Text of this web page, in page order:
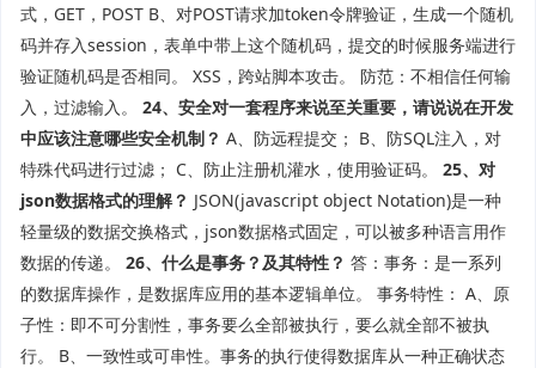
式，GET，POST B、对POST请求加token令牌验证，生成一个随机
码并存入session，表单中带上这个随机码，提交的时候服务端进行
验证随机码是否相同。 XSS，跨站脚本攻击。 防范：不相信任何输
入，过滤输入。 24、安全对一套程序来说至关重要，请说说在开发
中应该注意哪些安全机制？ A、防远程提交； B、防SQL注入，对
特殊代码进行过滤； C、防止注册机灌水，使用验证码。 25、对
json数据格式的理解？ JSON(javascript object Notation)是一种
轻量级的数据交换格式，json数据格式固定，可以被多种语言用作
数据的传递。 26、什么是事务？及其特性？ 答：事务：是一系列
的数据库操作，是数据库应用的基本逻辑单位。 事务特性： A、原
子性：即不可分割性，事务要么全部被执行，要么就全部不被执
行。 B、一致性或可串性。事务的执行使得数据库从一种正确状态